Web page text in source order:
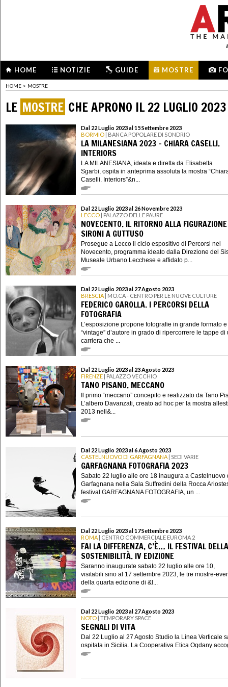
HOME NOTIZIE GUIDE MOSTRE
HOME > MOSTRE
LE MOSTRE CHE APRONO IL 22 LUGLIO 2023
Dal 22 Luglio 2023 al 15 Settembre 2023
BORMIO | BANCA POPOLARE DI SONDRIO
LA MILANESIANA 2023 - CHIARA CASELLI.
INTERIORS
LA MILANESIANA, ideata e diretta da Elisabetta
Sgarbi, ospita in anteprima assoluta la mostra
Caselli. Interiors”&n...
Dal 22 Luglio 2023 al 26 Novembre 2023
LECCO | PALAZZO DELLE PAURE
NOVECENTO. IL RITORNO ALLA
SIRONI A GUTTUSO
Prosegue a Lecco il ciclo espositivo di Percorsi nel
Novecento, programma ideato dalla Direzione del
Museale Urbano Lecchese e affidato p...
Dal 22 Luglio 2023 al 27 Agosto 2023
BRESCIA | MO.CA - CENTRO PER LE NUOVE CULTURE
FEDERICO GAROLLA. I PERCORSI DELLA
FOTOGRAFIA
L’esposizione propone fotografie in grande formato e
“vintage” d’autore in grado di ripercorrere le tappe di
carriera che ...
Dal 22 Luglio 2023 al 23 Agosto 2023
FIRENZE | PALAZZO VECCHIO
TANO PISANO. MECCANO
Il primo “meccano” concepito e realizzato da Tano
L’albero Davanzati, creato ad hoc per la mostra
2013 nell&...
Dal 22 Luglio 2023 al 6 Agosto 2023
CASTELNUOVO DI GARFAGNANA | SEDI VARIE
GARFAGNANA FOTOGRAFIA 2023
Sabato 22 luglio alle ore 18 inaugura a Castelnuovo
Garfagnana nella Sala Suffredini della Rocca
festival GARFAGNANA FOTOGRAFIA, un ...
Dal 22 Luglio 2023 al 17 Settembre 2023
ROMA | CENTRO COMMERCIALE EUROMA 2
FAI LA DIFFERENZA, C’È… IL FESTIVAL DELLA
SOSTENIBILITÀ. IV EDIZIONE
Saranno inaugurate sabato 22 luglio alle ore 10,
visitabili sino al 17 settembre 2023, le tre mostre-
della quarta edizione di &l...
Dal 22 Luglio 2023 al 27 Agosto 2023
NOTO | TEMPORARY SPACE
SEGNALI DI VITA
Dal 22 Luglio al 27 Agosto Studio la Linea Verticale
ospitata in Sicilia. La Cooperativa Etica Oqdany